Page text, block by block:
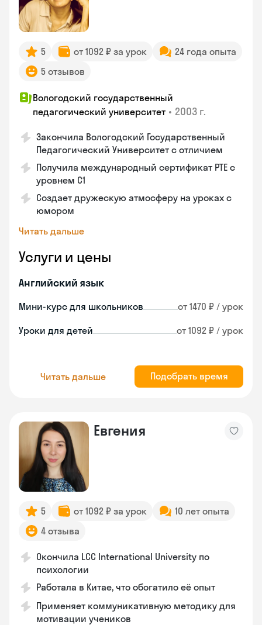
5 от 1092 ₽ за урок
24 года опыта
5 отзывов
Вологодский государственный
педагогический университет • 2003 г.
Закончила Вологодский Государственный
Педагогический Университет с отличием
Получила международный сертификат PTE с
уровнем C1
Создает дружескую атмосферу на уроках с
юмором
Читать дальше
Услуги и цены
Английский язык
Мини-курс для школьников от 1470 ₽ / урок
Уроки для детей от 1092 ₽ / урок
Читать дальше Подобрать время
Евгения
5 от 1092 ₽ за урок
10 лет опыта
4 отзыва
Окончила LCC International University по
психологии
Работала в Китае, что обогатило её опыт
Применяет коммуникативную методику для
мотивации учеников